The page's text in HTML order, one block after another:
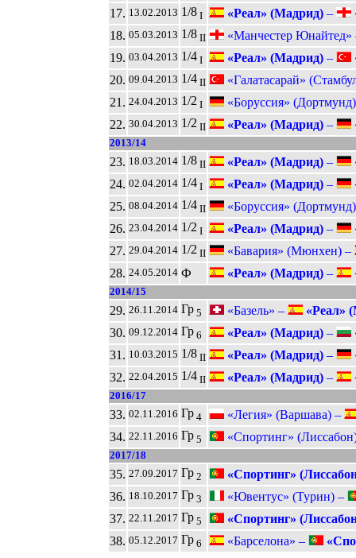
17. 13.02.2013 1/8 I «Реал» (Мадрид) –
18. 05.03.2013 1/8 II
«Манчестер
19. 03.04.2013 1/4 I «Реал» (Мадрид) –
20. 09.04.2013 1/4 II
«Галатасарай»
21. 24.04.2013 1/2 I
«Боруссия»
22. 30.04.2013 1/2 II «Реал» (Мадрид) –
2013/14
23. 18.03.2014 1/8 II «Реал» (Мадрид) –
24. 02.04.2014 1/4 I «Реал» (Мадрид) –
25. 08.04.2014 1/4 II
«Боруссия»
26. 23.04.2014 1/2 I «Реал» (Мадрид) –
27. 29.04.2014 1/2 II
«Бавария» (Мюнхен) –
28. 24.05.2014 Ф «Реал» (Мадрид) –
2014/15
29. 26.11.2014 Гр 5 «Базель» –
«Реал»
30. 09.12.2014 Гр 6 «Реал» (Мадрид) –
31. 10.03.2015 1/8 II «Реал» (Мадрид) –
32. 22.04.2015 1/4 II «Реал» (Мадрид) –
2016/17
33. 02.11.2016 Гр 4
«Легия» (Варшава) –
34. 22.11.2016 Гр 5 «Спортинг»
2017/18
35. 27.09.2017 Гр 2
«Спортинг»
36. 18.10.2017 Гр 3
«Ювентус» (Турин) –
37. 22.11.2017 Гр 5
«Спортинг»
38. 05.12.2017 Гр 6 «Барселона» –